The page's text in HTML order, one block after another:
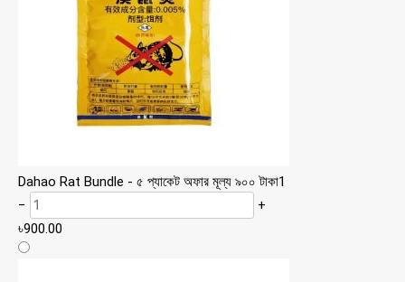
Dahao Rat Bundle - ৫ প্যাকেট অফার মূল্য ৯০০ টাকা1
−
+
৳900.00